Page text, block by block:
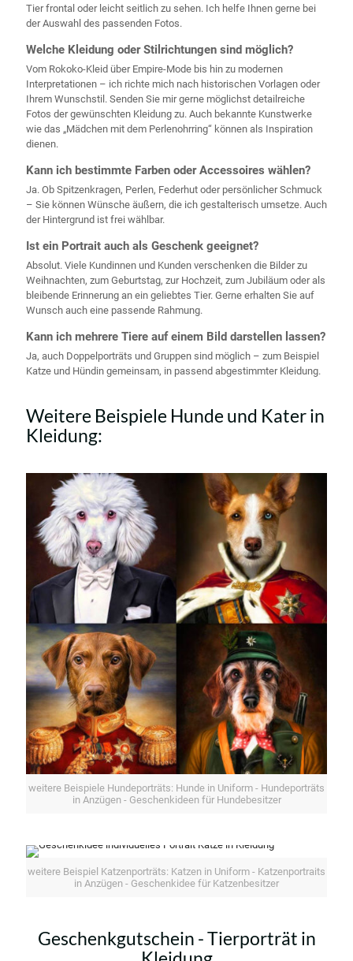
Tier frontal oder leicht seitlich zu sehen. Ich helfe Ihnen gerne bei
der Auswahl des passenden Fotos.
Welche Kleidung oder Stilrichtungen sind möglich?
Vom Rokoko-Kleid über Empire-Mode bis hin zu modernen
Interpretationen – ich richte mich nach historischen Vorlagen oder
Ihrem Wunschstil. Senden Sie mir gerne möglichst detailreiche
Fotos der gewünschten Kleidung zu. Auch bekannte Kunstwerke
wie das „Mädchen mit dem Perlenohrring“ können als Inspiration
dienen.
Kann ich bestimmte Farben oder Accessoires wählen?
Ja. Ob Spitzenkragen, Perlen, Federhut oder persönlicher Schmuck
– Sie können Wünsche äußern, die ich gestalterisch umsetze. Auch
der Hintergrund ist frei wählbar.
Ist ein Portrait auch als Geschenk geeignet?
Absolut. Viele Kundinnen und Kunden verschenken die Bilder zu
Weihnachten, zum Geburtstag, zur Hochzeit, zum Jubiläum oder als
bleibende Erinnerung an ein geliebtes Tier. Gerne erhalten Sie auf
Wunsch auch eine passende Rahmung.
Kann ich mehrere Tiere auf einem Bild darstellen lassen?
Ja, auch Doppelporträts und Gruppen sind möglich – zum Beispiel
Katze und Hündin gemeinsam, in passend abgestimmter Kleidung.
Weitere Beispiele Hunde und Kater in
Kleidung:
weitere Beispiele Hundeporträts: Hunde in Uniform - Hundeporträts
in Anzügen - Geschenkideen für Hundebesitzer
weitere Beispiel Katzenporträts: Katzen in Uniform - Katzenportraits
in Anzügen - Geschenkidee für Katzenbesitzer
Geschenkgutschein - Tierporträt in